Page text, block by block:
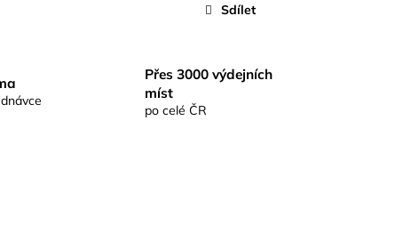
Sdílet
Přes 3000 výdejních
míst
po celé ČR